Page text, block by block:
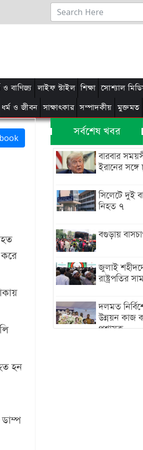
ও বাণিজ্য লাইফ স্টাইল শিক্ষা সোশ্যাল
ধর্ম ও জীবন সাক্ষাৎকার সম্পাদকীয় মুক্তমত
হন
সর্বশেষ খবর
বারবার
ইরানের সঙ্গে
সিলেটে দুই
নিহত ৭
বগুড়ায়
জুলাই
রাষ্ট্রপতির
দলমত
উন্নয়ন কাজ
প্রশাসক